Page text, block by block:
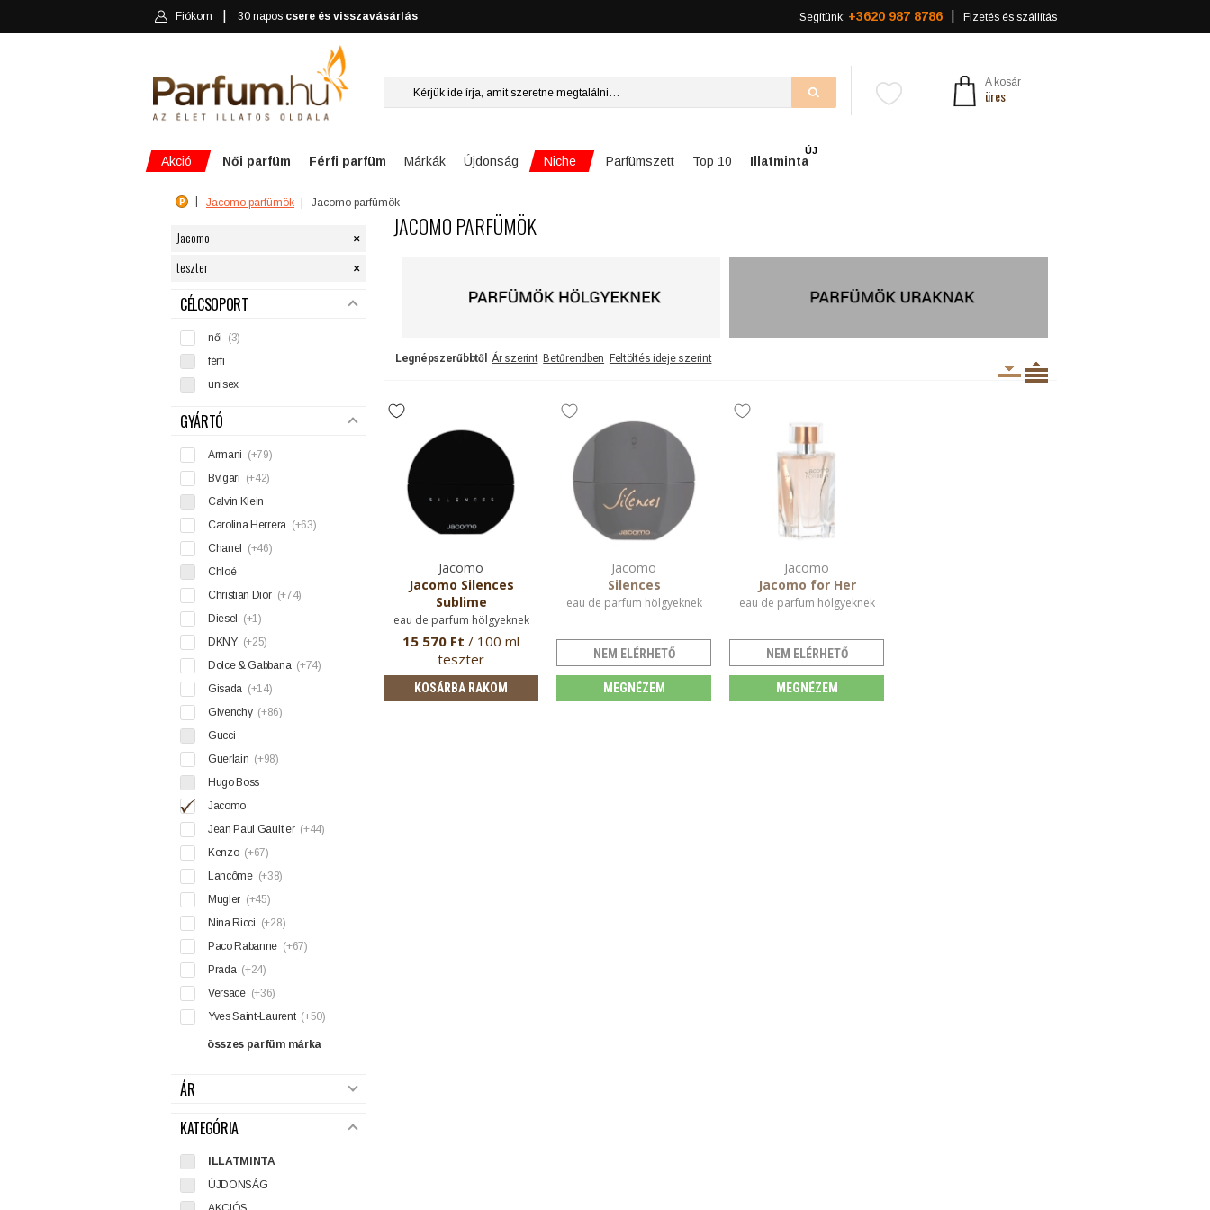
Fiókom 30 napos csere és visszavásárlás Segítünk: +3620 987 8786 Fizetés és szállítás
A kosár
üres
Akció Női parfüm Férfi parfüm Márkák Újdonság Niche Parfümszett Top 10 Illatminta
ÚJ
Jacomo parfümök Jacomo parfümök
Jacomo ×
teszter ×
SZŰRÉS
CÉLCSOPORT
női (3)
férfi
unisex
GYÁRTÓ
Armani (+79)
Bvlgari (+42)
Calvin Klein
Carolina Herrera (+63)
Chanel
(+46)
Chloé
Christian Dior (+74)
Diesel
(+1)
DKNY (+25)
Dolce & Gabbana (+74)
Gisada (+14)
Givenchy (+86)
Gucci
Guerlain (+98)
Hugo Boss
Jacomo
Jean Paul Gaultier (+44)
Kenzo (+67)
Lancôme (+38)
Mugler (+45)
Nina Ricci (+28)
Paco Rabanne (+67)
Prada (+24)
Versace (+36)
Yves Saint-Laurent (+50)
összes parfüm márka
ÁR
KATEGÓRIA
ILLATMINTA
ÚJDONSÁG
JACOMO PARFÜMÖK
Legnépszerűbbtől Ár szerint Betűrendben Feltöltés ideje szerint
Jacomo
Jacomo Silences
Sublime
eau de parfum hölgyeknek
15 570 Ft / 100 ml
teszter
KOSÁRBA RAKOM
Jacomo
Silences
eau de parfum hölgyeknek
NEM ELÉRHETŐ
MEGNÉZEM
Jacomo
Jacomo for Her
eau de parfum hölgyeknek
NEM ELÉRHETŐ
MEGNÉZEM